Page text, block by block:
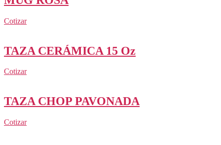
Cotizar
TAZA CERÁMICA 15 Oz
Cotizar
TAZA CHOP PAVONADA
Cotizar